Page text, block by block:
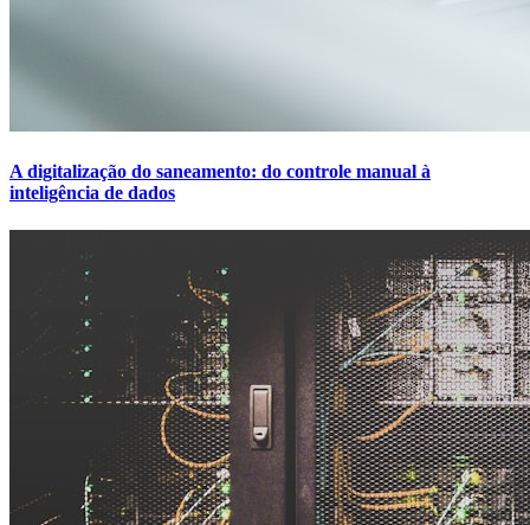
A digitalização do saneamento: do controle manual à
inteligência de dados